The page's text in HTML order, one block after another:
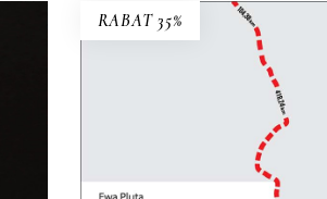
RABAT 35%
RUBIEŻ. REPORTAŻ
WĘDROWNY
Perspektywa pieszej reporterki
łączy się z uniwersalną refleksją
nad granicami, murami i